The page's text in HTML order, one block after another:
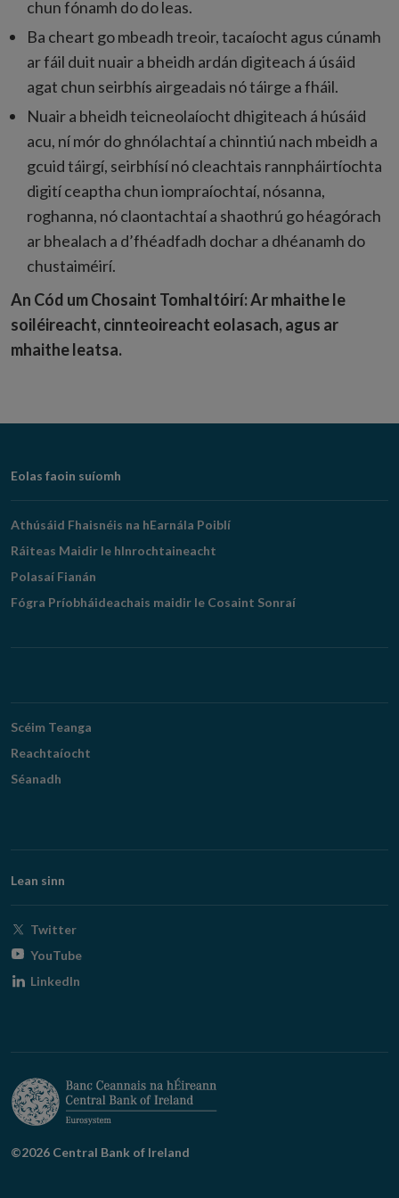
chun fónamh do do leas.
Ba cheart go mbeadh treoir, tacaíocht agus cúnamh
ar fáil duit nuair a bheidh ardán digiteach á úsáid
agat chun seirbhís airgeadais nó táirge a fháil.
Nuair a bheidh teicneolaíocht dhigiteach á húsáid
acu, ní mór do ghnólachtaí a chinntiú nach mbeidh a
gcuid táirgí, seirbhísí nó cleachtais rannpháirtíochta
digití ceaptha chun iompraíochtaí, nósanna,
roghanna, nó claontachtaí a shaothrú go héagórach
ar bhealach a d’fhéadfadh dochar a dhéanamh do
chustaiméirí.
An Cód um Chosaint Tomhaltóirí: Ar mhaithe le
soiléireacht, cinnteoireacht eolasach, agus ar
mhaithe leatsa.
Footer
Navigation
Eolas faoin suíomh
Athúsáid Fhaisnéis na hEarnála Poiblí
Ráiteas Maidir le hInrochtaineacht
Polasaí Fianán
Fógra Príobháideachais maidir le Cosaint Sonraí
Scéim Teanga
Reachtaíocht
Séanadh
Lean sinn
TwitterOpens
window
YouTubeOpens
LinkedIn
©2026 Central Bank of Ireland